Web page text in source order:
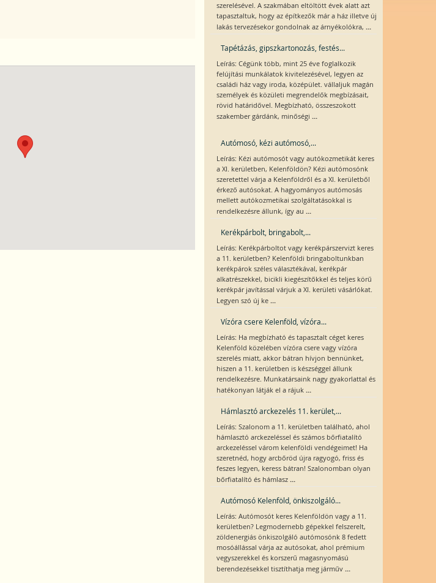
szerelésével. A szakmában eltöltött évek alatt azt
tapasztaltuk, hogy az építkezők már a ház illetve új
lakás tervezésekor gondolnak az árnyékolókra, ...
Tapétázás, gipszkartonozás, festés...
Leírás: Cégünk több, mint 25 éve foglalkozik
felújítási munkálatok kivitelezésével, legyen az
családi ház vagy iroda, középület. vállaljuk magán
személyek és közületi megrendelők megbízásait,
rövid határidővel. Megbízható, összeszokott
szakember gárdánk, minőségi ...
Autómosó, kézi autómosó,...
Leírás: Kézi autómosót vagy autókozmetikát keres
a XI. kerületben, Kelenföldön? Kézi autómosónk
szeretettel várja a Kelenföldről és a XI. kerületből
érkező autósokat. A hagyományos autómosás
mellett autókozmetikai szolgáltatásokkal is
rendelkezésre állunk, így au ...
Kerékpárbolt, bringabolt,...
Leírás: Kerékpárboltot vagy kerékpárszervizt keres
a 11. kerületben? Kelenföldi bringaboltunkban
kerékpárok széles választékával, kerékpár
alkatrészekkel, bicikli kiegészítőkkel és teljes körű
kerékpár javítással várjuk a XI. kerületi vásárlókat.
Legyen szó új ke ...
Vízóra csere Kelenföld, vízóra...
Leírás: Ha megbízható és tapasztalt céget keres
Kelenföld közelében vízóra csere vagy vízóra
szerelés miatt, akkor bátran hívjon bennünket,
hiszen a 11. kerületben is készséggel állunk
rendelkezésre. Munkatársaink nagy gyakorlattal és
hatékonyan látják el a rájuk ...
Hámlasztó arckezelés 11. kerület,...
Leírás: Szalonom a 11. kerületben található, ahol
hámlasztó arckezeléssel és számos bőrfiatalító
arckezeléssel várom kelenföldi vendégeimet! Ha
szeretnéd, hogy arcbőröd újra ragyogó, friss és
feszes legyen, keress bátran! Szalonomban olyan
bőrfiatalító és hámlasz ...
Autómosó Kelenföld, önkiszolgáló...
Leírás: Autómosót keres Kelenföldön vagy a 11.
kerületben? Legmodernebb gépekkel felszerelt,
zöldenergiás önkiszolgáló autómosónk 8 fedett
mosóállással várja az autósokat, ahol prémium
vegyszerekkel és korszerű magasnyomású
berendezésekkel tisztíthatja meg járműv ...